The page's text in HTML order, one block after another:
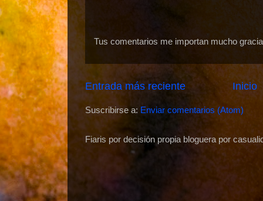
Tus comentarios me importan mucho
Entrada más reciente Inicio
Suscribirse a: Enviar comentarios (Atom)
Fiaris por decisión propia bloguera por